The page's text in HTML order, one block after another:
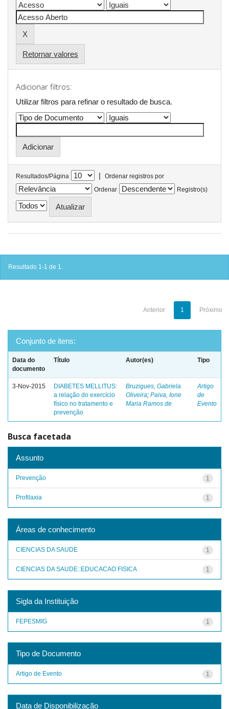
Retornar valores
Adicionar filtros:
Utilizar filtros para refinar o resultado de busca.
Resultados/Página |
Ordenar registros por
Ordenar
Registro(s)
Resultado 1-1 de 1.
Anterior 1 Próximo
Conjunto de itens:
Data do
documento
Título Autor(es) Tipo
3-Nov-2015
DIABETES MELLITUS:
a relação do exercício
físico no tratamento e
prevenção
Bruzigues, Gabriela
Oliveira; Paiva, Ione
Maria Ramos de
Artigo
de
Evento
Busca facetada
Assunto
1
Prevenção
1
Profilaxia
Áreas de conhecimento
1
CIENCIAS DA SAUDE
1
CIENCIAS DA SAUDE::EDUCACAO FISICA
Sigla da Instituição
1
FEPESMIG
Tipo de Documento
1
Artigo de Evento
Data de Disponibilização